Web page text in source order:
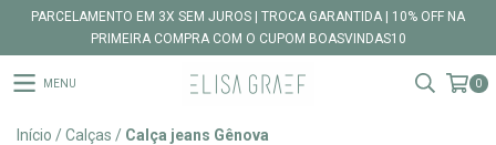
PARCELAMENTO EM 3X SEM JUROS | TROCA GARANTIDA | 10% OFF NA
PRIMEIRA COMPRA COM O CUPOM BOASVINDAS10
MENU 0
Início /Calças / Calça jeans Gênova